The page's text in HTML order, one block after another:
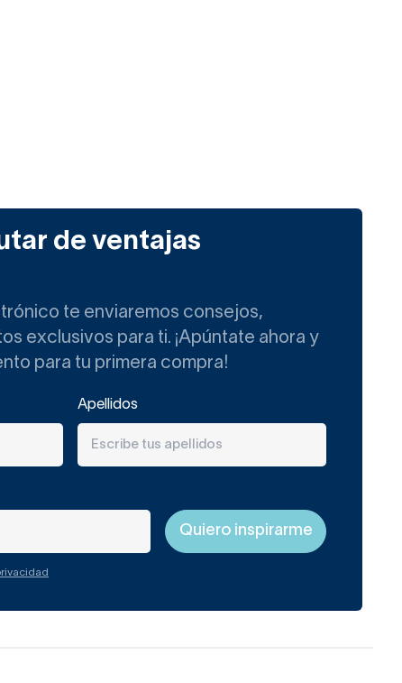
de ventajas
te enviaremos consejos,
exclusivos para ti. ¡Apúntate ahora y
para tu primera compra!
Apellidos